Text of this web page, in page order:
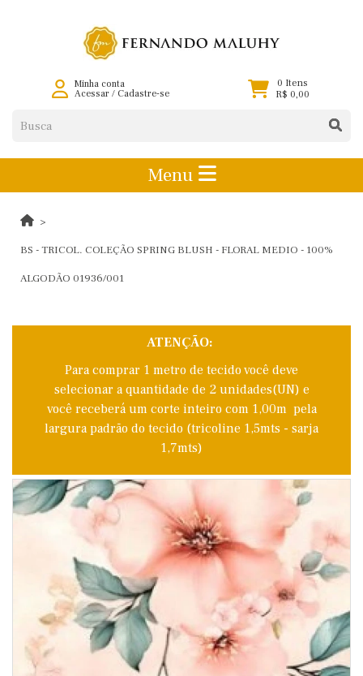
Minha conta
Acessar/ Cadastre-se
0 Itens
R$ 0,00
Menu
BS - TRICOL. COLEÇÃO SPRING BLUSH - FLORAL MEDIO - 100%
ALGODÃO 01936/001
ATENÇÃO:
Para comprar 1 metro de tecido você deve
selecionar a quantidade de 2 unidades(UN) e
você receberá um corte inteiro com 1,00m pela
largura padrão do tecido (tricoline 1,5mts - sarja
1,7mts)